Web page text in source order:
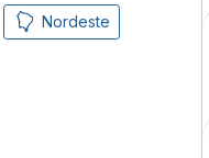
Nordeste